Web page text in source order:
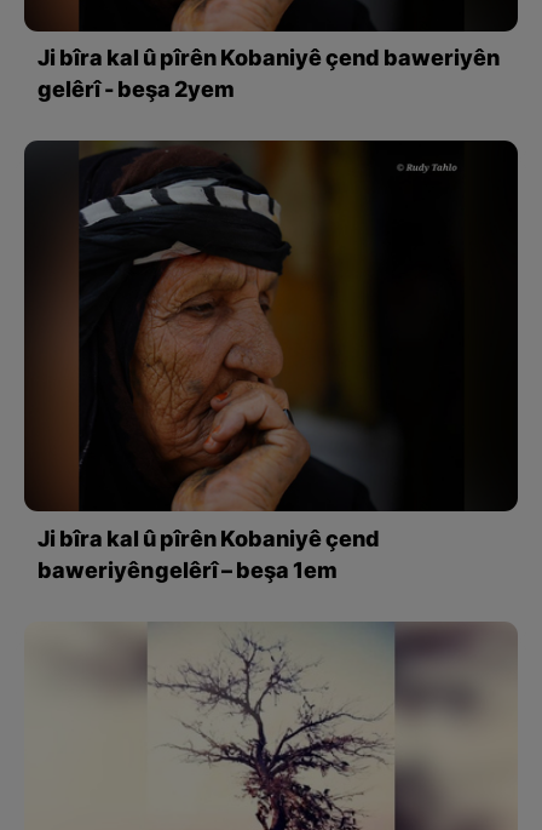
Ji bîra kal û pîrên Kobaniyê çend baweriyên
gelêrî - beşa 2yem
Ji bîra kal û pîrên Kobaniyê çend
baweriyên gelêrî – beşa 1em